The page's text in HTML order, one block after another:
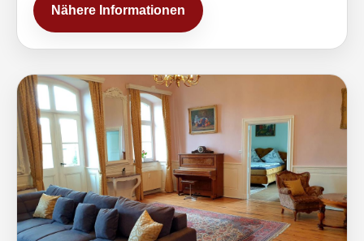
Nähere Informationen